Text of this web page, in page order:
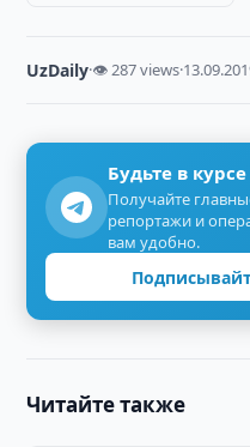
UzDaily·👁 287 views·
Будьте в
Получайте
репортажи и
вам удобно.
Читайте также